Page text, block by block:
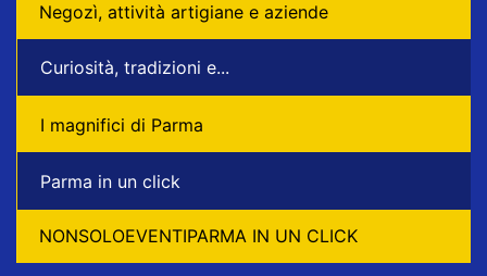
Negozì, attività artigiane e aziende
Curiosità, tradizioni e...
I magnifici di Parma
Parma in un click
NONSOLOEVENTIPARMA IN UN CLICK